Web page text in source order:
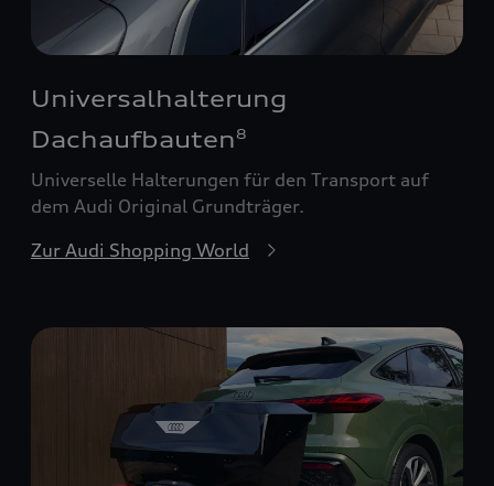
Universalhalterung
Dachaufbauten8
Universelle Halterungen für den Transport auf
dem Audi Original Grundträger.
Zur Audi Shopping World